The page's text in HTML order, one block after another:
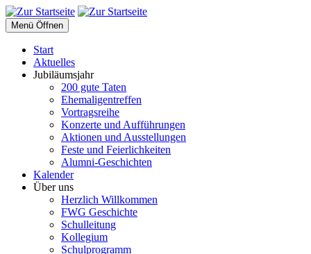
Menü Öffnen
Start
Aktuelles
Jubiläumsjahr
200 gute Taten
Ehemaligentreffen
Vortragsreihe
Konzerte und Aufführungen
Aktionen und Ausstellungen
Feste und Feierlichkeiten
Alumni-Geschichten
Kalender
Über uns
Herzlich Willkommen
FWG Geschichte
Schulleitung
Kollegium
Schulprogramm